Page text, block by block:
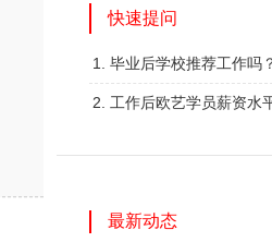
火爆的专业
快速提问
1. 毕业后学校推荐工作吗
2. 工作后欧艺学员薪资水
最新动态